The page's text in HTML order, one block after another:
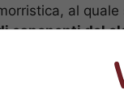
al quale
esponenti del
che è passata